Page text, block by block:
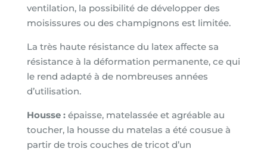
ventilation, la possibilité de développer des
moisissures ou des champignons est limitée.
La très haute résistance du latex affecte sa
résistance à la déformation permanente, ce qui
le rend adapté à de nombreuses années
d’utilisation.
Housse : épaisse, matelassée et agréable au
toucher, la housse du matelas a été cousue à
partir de trois couches de tricot d’un